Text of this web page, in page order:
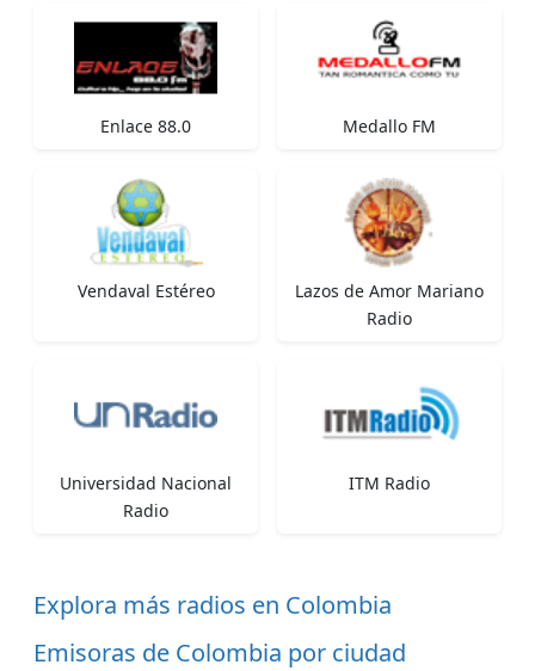
Enlace 88.0 Medallo FM
Vendaval Estéreo
Lazos de Amor Mariano
Radio
Universidad Nacional
Radio
ITM Radio
Explora más radios en Colombia
Emisoras de Colombia por ciudad